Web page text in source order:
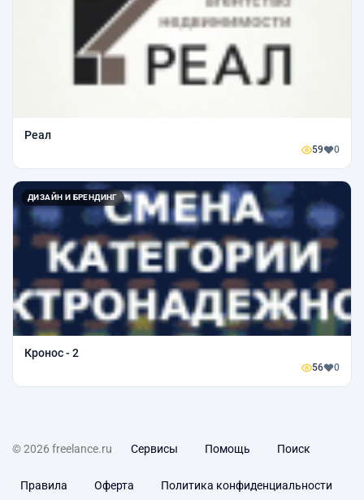
Реал
59 0
ДИЗАЙН И БРЕНДИНГ
Кронос - 2
56 0
© 2026 freelance.ru Сервисы Помощь Поиск
Правила Оферта Политика конфиденциальности